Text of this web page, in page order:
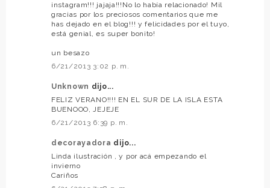
instagram!!! jajaja!!!No lo había relacionado! Mil
gracias por los preciosos comentarios que me
has dejado en el blog!!! y felicidades por el tuyo,
está genial, es super bonito!
un besazo
6/21/2013 3:02 p. m.
Unknown dijo...
FELIZ VERANO!!!! EN EL SUR DE LA ISLA ESTA
BUENOOO, JEJEJE
6/21/2013 6:39 p. m.
decorayadora dijo...
Linda ilustración , y por acá empezando el
invierno
Cariños